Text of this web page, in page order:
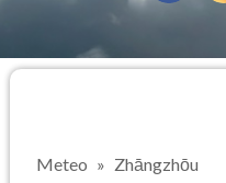
Meteo Zhāngzhōu